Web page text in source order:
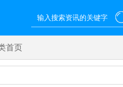
到济南西站棒极网-济南西部
合资讯门户网站
登录 注册 微信快速登
首页